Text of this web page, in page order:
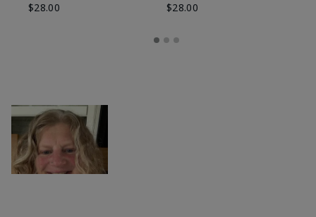
$28.00
$28.00